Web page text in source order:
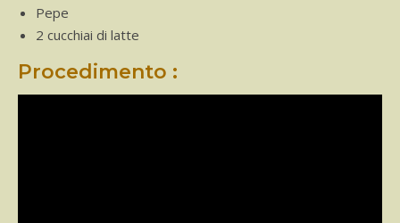
Pepe
2 cucchiai di latte
Procedimento :